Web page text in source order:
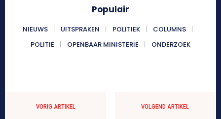
Populair
NIEUWS UITSPRAKEN POLITIEK
COLUMNS
POLITIE
OPENBAAR MINISTERIE ONDERZOEK
VORIG ARTIKEL VOLGEND ARTIKEL